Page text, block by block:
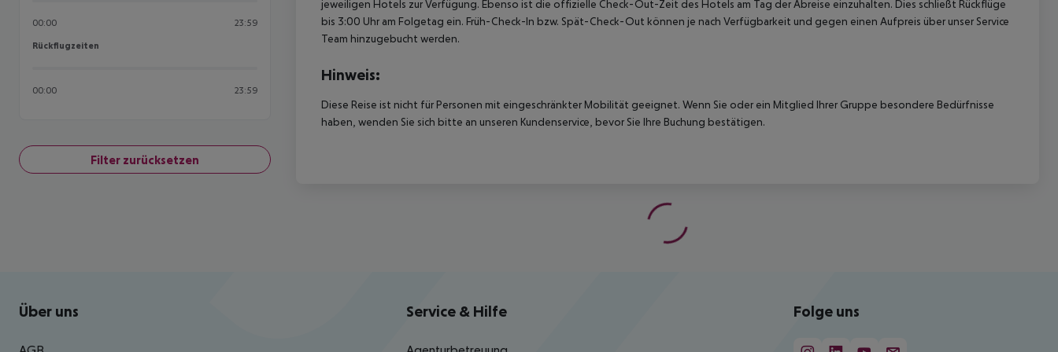
00:00 23:59
Rückflugzeiten
Rückflugzeiten
00:00 23:59
Filter zurücksetzen
jeweiligen Hotels zur Verfügung. Ebenso ist die offizielle Check-Out-Zeit des Hotels am Tag der Abreise einzuhalten. Dies schließt Rückflüge
bis 3:00 Uhr am Folgetag ein. Früh-Check-In bzw. Spät-Check-Out können je nach Verfügbarkeit und gegen einen Aufpreis über unser Service
Team hinzugebucht werden.
Hinweis:
Diese Reise ist nicht für Personen mit eingeschränkter Mobilität geeignet. Wenn Sie oder ein Mitglied Ihrer Gruppe besondere Bedürfnisse
haben, wenden Sie sich bitte an unseren Kundenservice, bevor Sie Ihre Buchung bestätigen.
Footer navigation
Über uns Service & Hilfe Folge uns